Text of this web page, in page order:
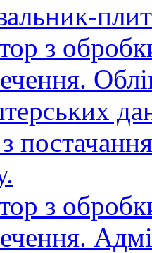
з
з